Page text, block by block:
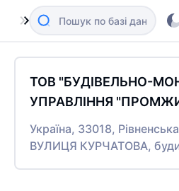
ТОВ "БУДІВЕЛЬНО-
УПРАВЛІННЯ
Україна, 33018,
ВУЛИЦЯ КУРЧАТОВА,